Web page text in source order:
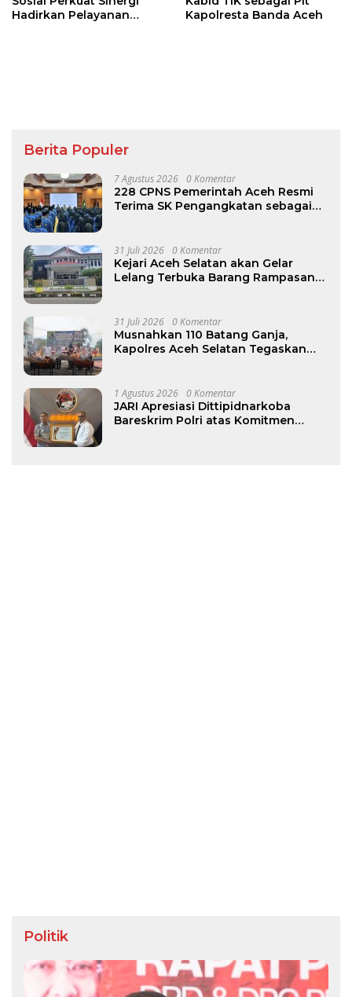
Hadirkan Pelayanan
Kapolresta Banda Aceh
Berita Populer
7 Agustus 2026 0 Komentar
228 CPNS Pemerintah Aceh Resmi
Terima SK Pengangkatan sebagai
31 Juli 2026 0 Komentar
Kejari Aceh Selatan akan Gelar
Lelang Terbuka Barang Rampasan
31 Juli 2026 0 Komentar
Musnahkan 110 Batang Ganja,
Kapolres Aceh Selatan Tegaskan
1 Agustus 2026 0 Komentar
JARI Apresiasi Dittipidnarkoba
Bareskrim Polri atas Komitmen
Politik